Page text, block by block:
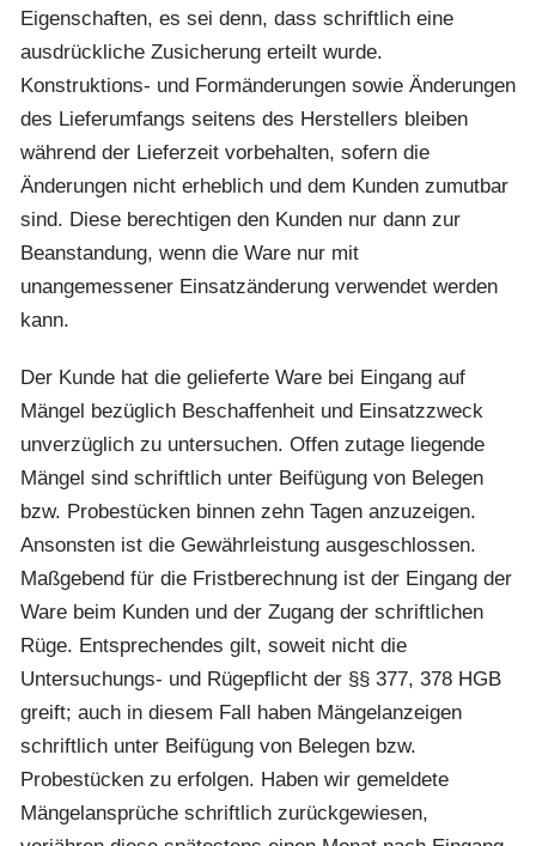
Eigenschaften, es sei denn, dass schriftlich eine
ausdrückliche Zusicherung erteilt wurde.
Konstruktions- und Formänderungen sowie Änderungen
des Lieferumfangs seitens des Herstellers bleiben
während der Lieferzeit vorbehalten, sofern die
Änderungen nicht erheblich und dem Kunden zumutbar
sind. Diese berechtigen den Kunden nur dann zur
Beanstandung, wenn die Ware nur mit
unangemessener Einsatzänderung verwendet werden
kann.
Der Kunde hat die gelieferte Ware bei Eingang auf
Mängel bezüglich Beschaffenheit und Einsatzzweck
unverzüglich zu untersuchen. Offen zutage liegende
Mängel sind schriftlich unter Beifügung von Belegen
bzw. Probestücken binnen zehn Tagen anzuzeigen.
Ansonsten ist die Gewährleistung ausgeschlossen.
Maßgebend für die Fristberechnung ist der Eingang der
Ware beim Kunden und der Zugang der schriftlichen
Rüge. Entsprechendes gilt, soweit nicht die
Untersuchungs- und Rügepflicht der §§ 377, 378 HGB
greift; auch in diesem Fall haben Mängelanzeigen
schriftlich unter Beifügung von Belegen bzw.
Probestücken zu erfolgen. Haben wir gemeldete
Mängelansprüche schriftlich zurückgewiesen,